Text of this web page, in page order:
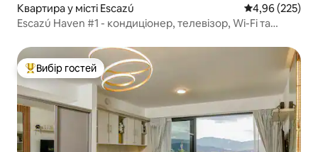
Квартира у місті Escazú Середня
4,96 (225)
Escazú Haven #1 - кондиціонер, телевізор, Wi-Fi та
Топ вибір гостей
Вибір гостей